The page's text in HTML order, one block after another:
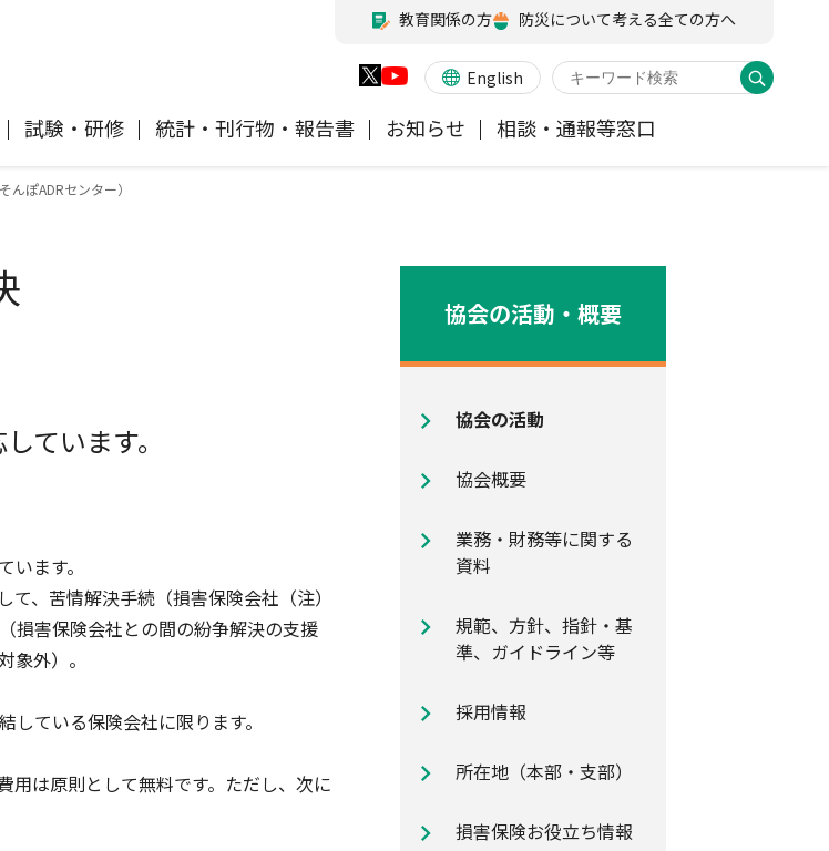
試験・研修 統計・刊行物・報告書 お知らせ 相談・通報等窓口
English
費者向け専用サイト「そんぽの
自動車保険のご加入時に知ってお
きたいポイント
派遣のお申し込み
等一覧
医療研究助成
の活動
信頼回復に向けた取り組み
教育関係の方 防災について考える全ての方へ
ぽADRセンター）
ています。
ます。
、苦情解決手続（損害保険会社（注）
損害保険会社との間の紛争解決の支援
象外）。
している保険会社に限ります。
用は原則として無料です。ただし、次に
協会の活動・概要
協会の活動
協会概要
業務・財務等に関する
資料
規範、方針、指針・基
準、ガイドライン等
採用情報
所在地（本部・支部）
損害保険お役立ち情報